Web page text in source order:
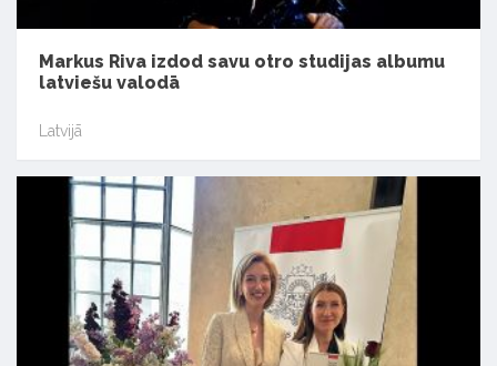
Markus Riva izdod savu otro studijas albumu
latviešu valodā
Latvijā